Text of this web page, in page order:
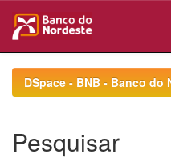
navigationDSpace - BNB - Banco do
Pesquisar